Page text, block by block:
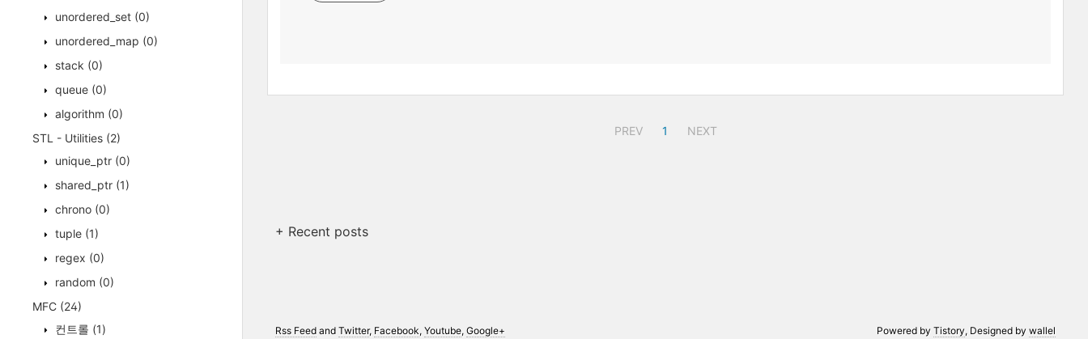
unordered_set (0)
unordered_map (0)
stack (0)
queue (0)
algorithm (0)
STL - Utilities (2)
unique_ptr (0)
shared_ptr (1)
chrono (0)
tuple (1)
regex (0)
random (0)
MFC (24)
컨트롤 (1)
PREV 1 NEXT
+ Recent posts
Powered byTistory, Designed bywallel
Rss Feedand Twitter, Facebook, Youtube, Google+